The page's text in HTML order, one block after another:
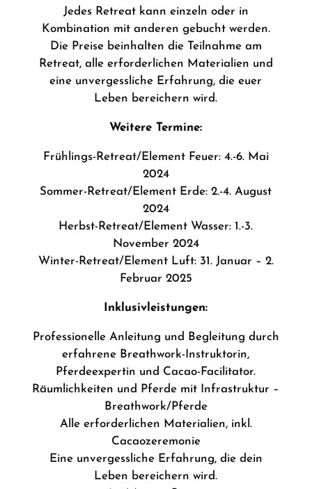
Jedes Retreat kann einzeln oder in
Kombination mit anderen gebucht werden.
Die Preise beinhalten die Teilnahme am
Retreat, alle erforderlichen Materialien und
eine unvergessliche Erfahrung, die euer
Leben bereichern wird.
Weitere Termine:
Frühlings-Retreat/Element Feuer: 4.-6. Mai
2024
Sommer-Retreat/Element Erde: 2.-4. August
2024
Herbst-Retreat/Element Wasser: 1.-3.
November 2024
Winter-Retreat/Element Luft: 31. Januar – 2.
Februar 2025
Inklusivleistungen:
Professionelle Anleitung und Begleitung durch
erfahrene Breathwork-Instruktorin,
Pferdeexpertin und Cacao-Facilitator.
Räumlichkeiten und Pferde mit Infrastruktur –
Breathwork/Pferde
Alle erforderlichen Materialien, inkl.
Cacaozeremonie
Eine unvergessliche Erfahrung, die dein
Leben bereichern wird.